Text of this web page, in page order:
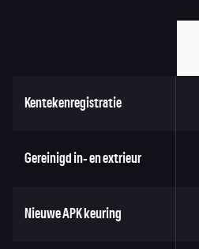
Kentekenregistratie
Gereinigd in- en extrieur
Nieuwe APK keuring